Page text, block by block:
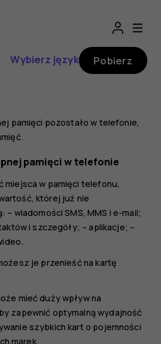
Wybierz język Pobierz
pamięci pozostało w telefonie,
.
pamięci w telefonie
miejsca w pamięci telefonu,
której już nie
wiadomości SMS, MMS i e-mail;
i szczegóły; – aplikacje; –
je przenieść na kartę
mieć duży wpływ na
zapewnić optymalną wydajność
szybkich kart o pojemności
marek.